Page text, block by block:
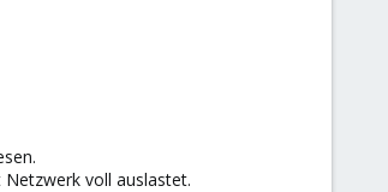
voll auslastet.